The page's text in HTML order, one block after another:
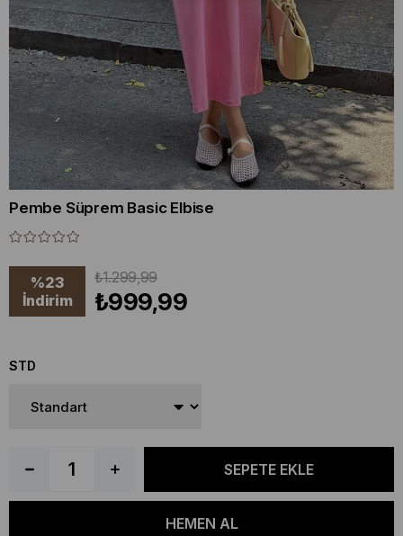
Pembe Süprem Basic Elbise
%23
İndirim
₺1.299,99
₺999,99
STD